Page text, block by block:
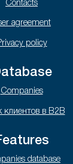
Contacts
agreement
policy
Companies
клиентов в B2B
database